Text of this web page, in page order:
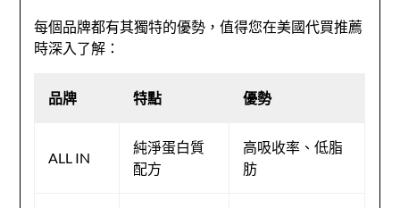
每個品牌都有其獨特的優勢，值得您在美國代買推薦
時深入了解：
品牌 特點 優勢
ALL IN
純淨蛋白質
配方
高吸收率、低脂
肪